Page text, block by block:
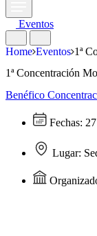
Eventos
Home Eventos 1ª
1ª Concentración
Benéfico
Fechas:
Lugar: